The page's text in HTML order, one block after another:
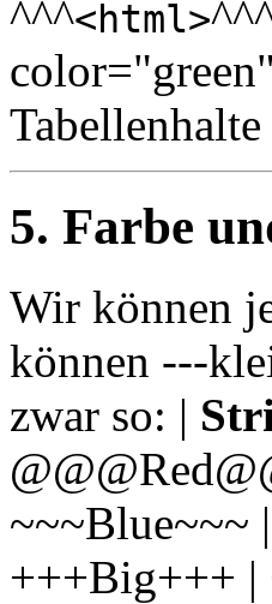
^^^<html>
5. Farbe
Wir können
können ---
zwar so: |
~~~Blue~~~
+++Big+++